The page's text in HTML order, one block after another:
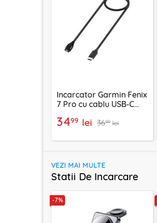
Incarcator Garmin Fenix
7 Pro cu cablu USB-C
3499 lei 3699 lei
VEZI MAI MULTE
Statii De Incarcare
-7%